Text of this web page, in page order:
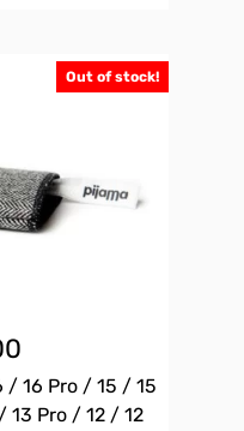
Out of stock!
/ 16 Pro / 15 / 15
13 Pro / 12 / 12